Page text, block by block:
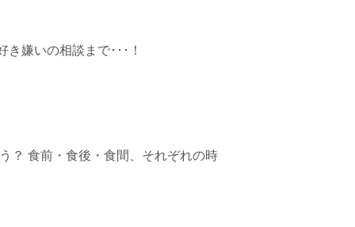
嫌いの相談まで･･･！
？ 食前・食後・食間、それぞれの時